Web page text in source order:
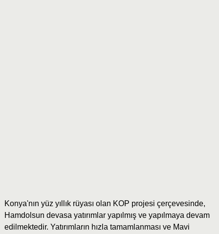
Konya'nın yüz yıllık rüyası olan KOP projesi çerçevesinde,
Hamdolsun devasa yatırımlar yapılmış ve yapılmaya devam
edilmektedir. Yatırımların hızla tamamlanması ve Mavi